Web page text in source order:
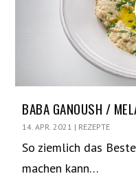
BABA GANOUSH /
14. APR. 2021 | REZEPTE
So ziemlich das
machen kann…